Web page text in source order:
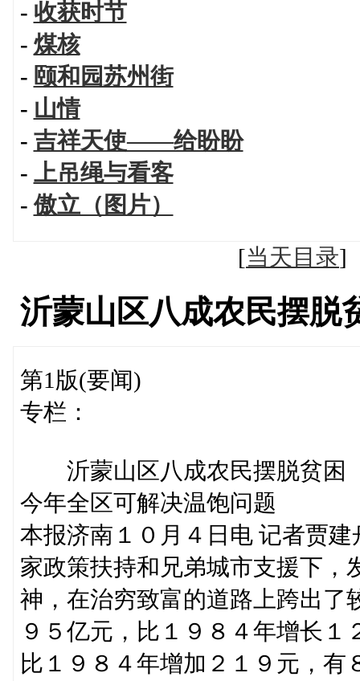
- 收获时节
- 煤核
- 颐和园苏州街
- 山情
- 吉祥天使——给盼盼
- 上吊绳与看客
-傲立（图片）
[当天目录
沂蒙山区八成农民摆脱
第1版(要闻)
专栏：
沂蒙山区八成农民摆脱贫困
今年全区可解决温饱问题
本报济南１０月４日电 记者贾
家政策扶持和兄弟城市支援下，
神，在治穷致富的道路上跨出了
９５亿元，比１９８４年增长
比１９８４年增加２１９元，